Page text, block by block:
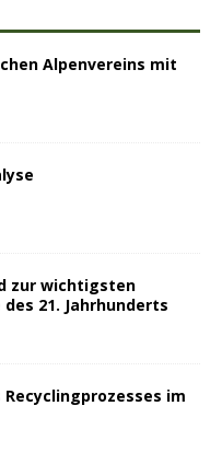
Alpenvereins mit
zur wichtigsten
21. Jahrhunderts
im